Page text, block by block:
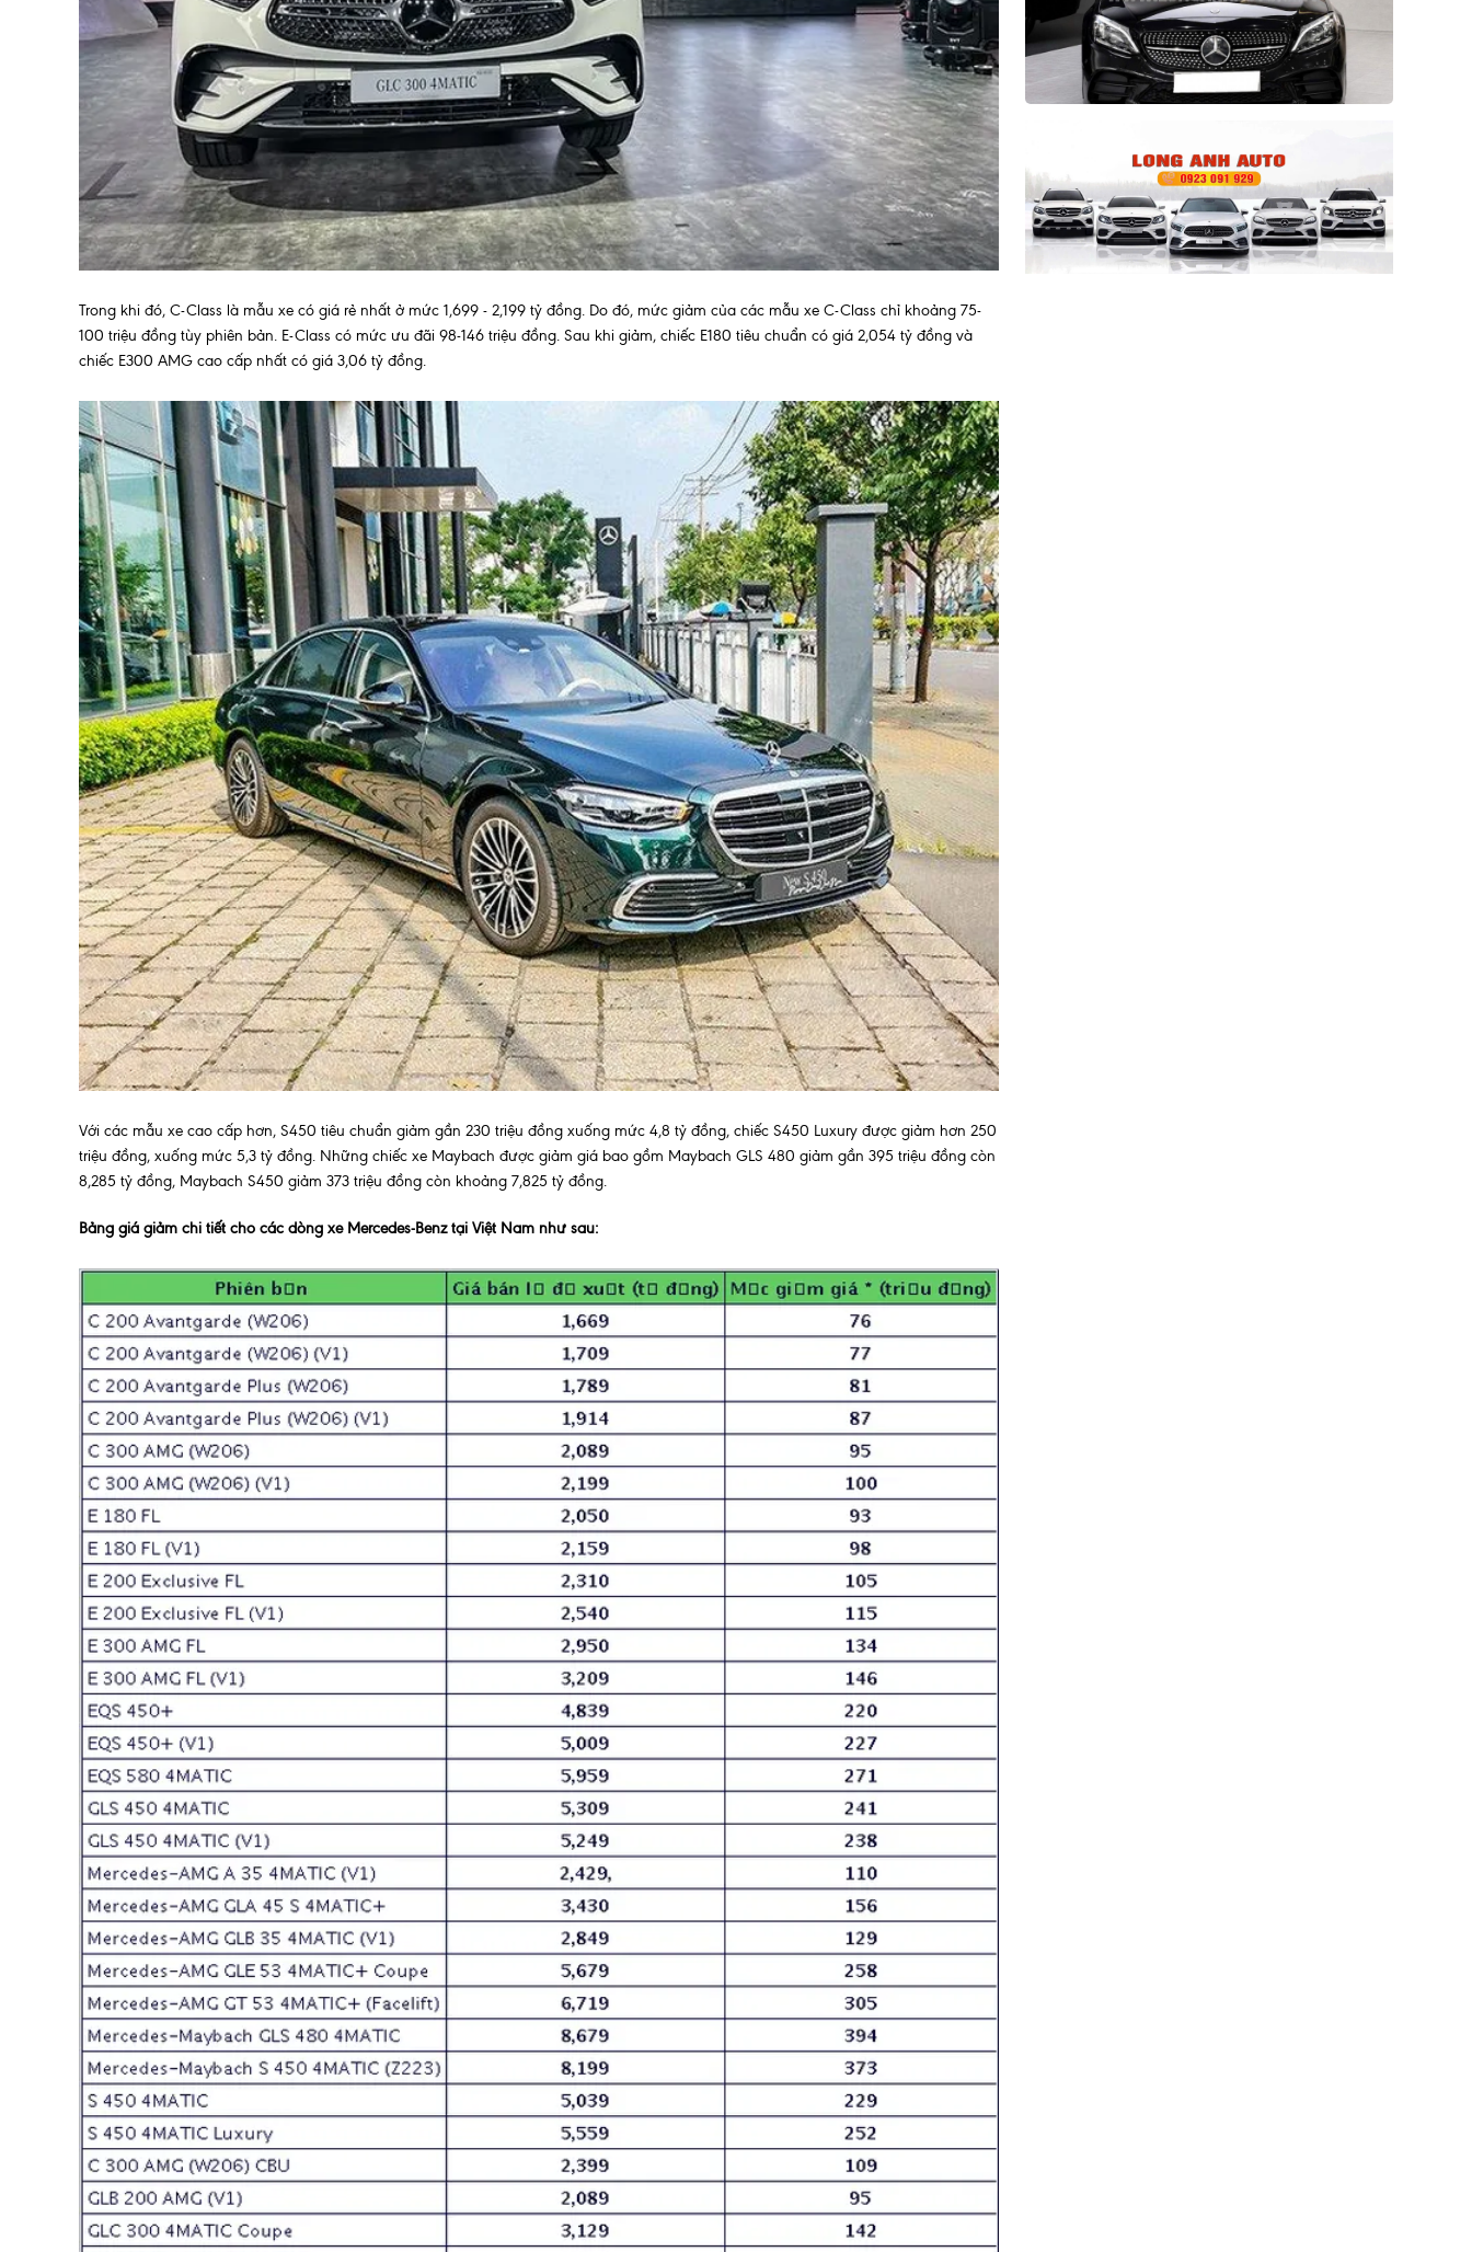
Trong khi đó, C-Class là mẫu xe có giá rẻ nhất ở mức 1,699 - 2,199 tỷ đồng. Do đó, mức giảm của các mẫu xe C-Class chỉ khoảng 75-
100 triệu đồng tùy phiên bản. E-Class có mức ưu đãi 98-146 triệu đồng. Sau khi giảm, chiếc E180 tiêu chuẩn có giá 2,054 tỷ đồng và
chiếc E300 AMG cao cấp nhất có giá 3,06 tỷ đồng.
Với các mẫu xe cao cấp hơn, S450 tiêu chuẩn giảm gần 230 triệu đồng xuống mức 4,8 tỷ đồng, chiếc S450 Luxury được giảm hơn 250
triệu đồng, xuống mức 5,3 tỷ đồng. Những chiếc xe Maybach được giảm giá bao gồm Maybach GLS 480 giảm gần 395 triệu đồng còn
8,285 tỷ đồng, Maybach S450 giảm 373 triệu đồng còn khoảng 7,825 tỷ đồng.
Bảng giá giảm chi tiết cho các dòng xe Mercedes-Benz tại Việt Nam như sau: